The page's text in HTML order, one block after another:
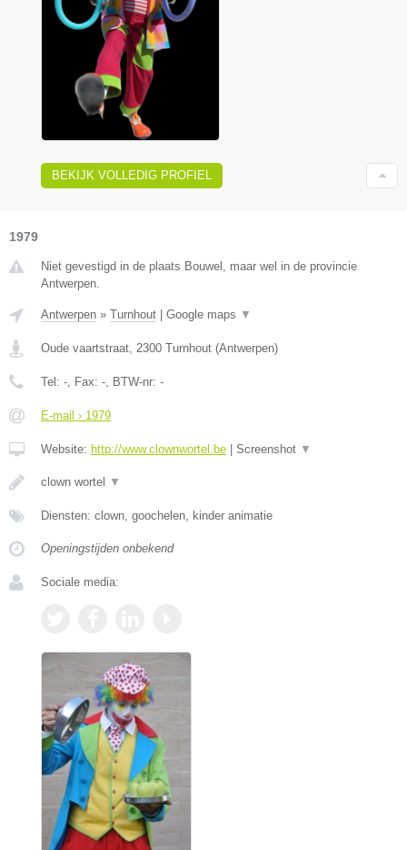
BEKIJK VOLLEDIG PROFIEL
1979
Niet gevestigd in de plaats Bouwel, maar wel in de provincie
Antwerpen.
Antwerpen » Turnhout Google maps ▼
Oude vaartstraat 2300 Turnhout (Antwerpen)
Tel: - , Fax: - , BTW-nr: -
E-mail › 1979
Website: http://www.clownwortel.be Screenshot ▼
clown wortel ▼
Diensten: clown, goochelen, kinder animatie
Openingstijden onbekend
Sociale media: